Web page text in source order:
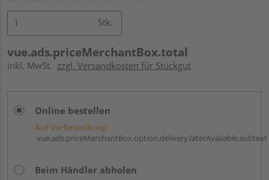
Stk.
vue.ads.priceMerchantBox.total
inkl. MwSt. zzgl. Versandkosten für Stückgut
Online bestellen
Auf Vorbestellung:
vue.ads.priceMerchantBox.option.delivery.laterAvailable.subtext
Beim Händler abholen